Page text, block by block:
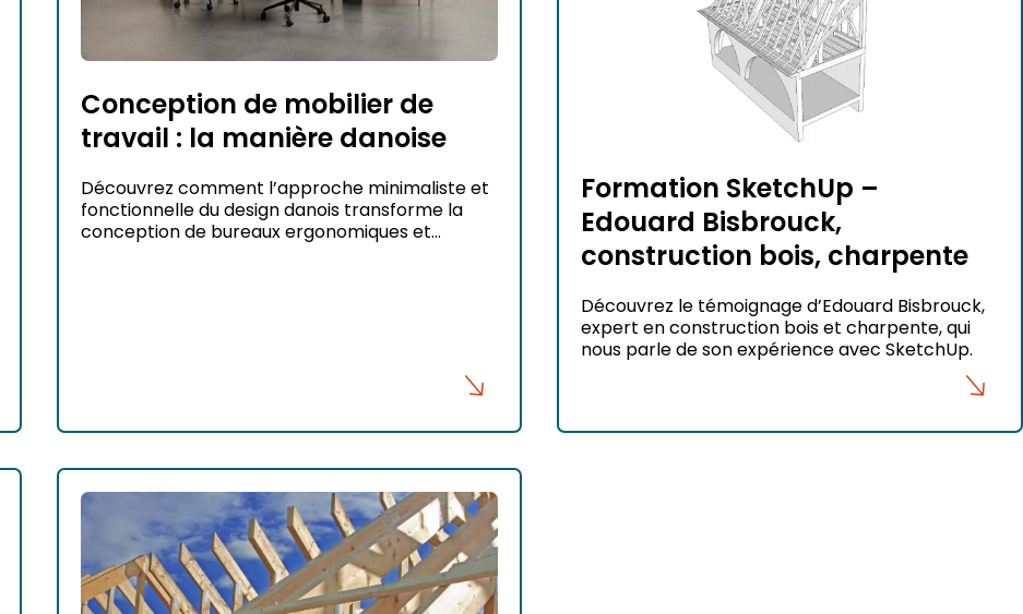
Conception de mobilier de
travail : la manière danoise
Découvrez comment l’approche minimaliste et
fonctionnelle du design danois transforme la
conception de bureaux ergonomiques et
Formation SketchUp –
Edouard Bisbrouck,
construction bois, charpente
Découvrez le témoignage d’Edouard Bisbrouck,
expert en construction bois et charpente, qui
nous parle de son expérience avec SketchUp.